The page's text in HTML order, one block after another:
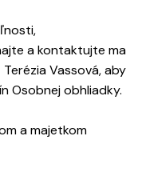
a kontaktujte ma
Vassová, aby
Osobnej obhliadky.
a majetkom